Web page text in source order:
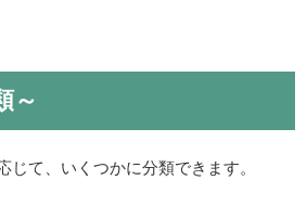
～
て、いくつかに分類できます。